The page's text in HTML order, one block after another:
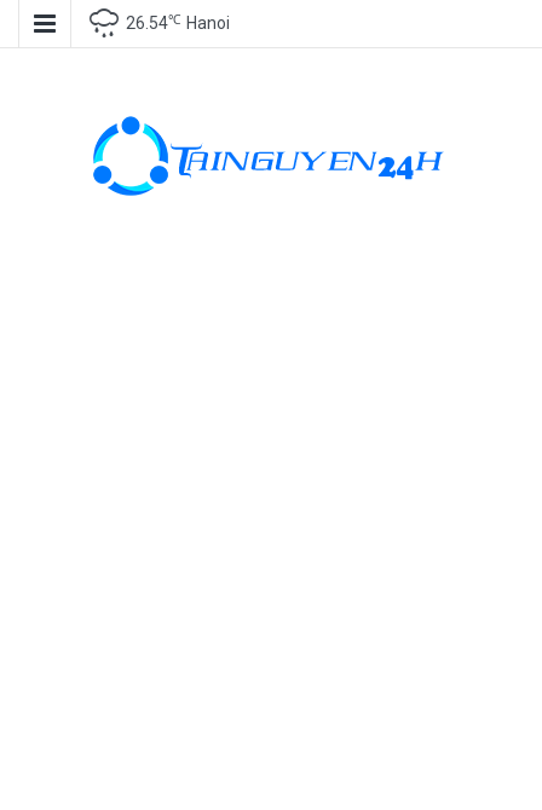
26.54℃ Hanoi